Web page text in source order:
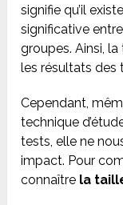
signifie qu’il
significative
groupes. Ainsi,
les résultats des
Cependant,
technique
tests, elle ne
impact. Pour
connaître la